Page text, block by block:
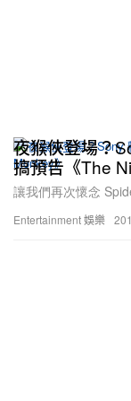
Entertainment 娛樂
夜猴俠登場？
搞預告《The
讓我們再次懷念